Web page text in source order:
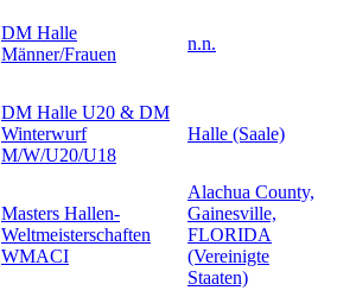
DM Halle
Männer/Frauen
n.n.
DM Halle U20 & DM
Winterwurf
M/W/U20/U18
Halle (Saale)
Masters Hallen-
Weltmeisterschaften
WMACI
Alachua County,
Gainesville,
FLORIDA
(Vereinigte
Staaten)